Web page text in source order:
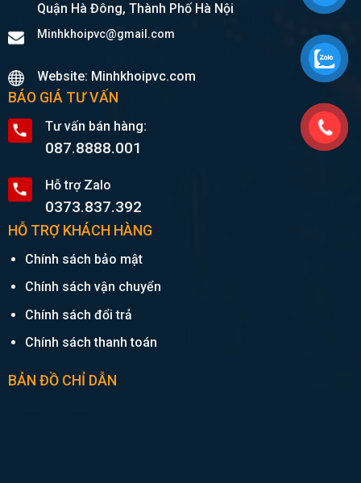
Quận Hà Đông, Thành Phố Hà Nội
Minhkhoipvc@gmail.com
Website: Minhkhoipvc.com
BÁO GIÁ TƯ VẤN
Tư vấn bán hàng:
087.8888.001
Hỗ trợ Zalo
0373.837.392
HỖ TRỢ KHÁCH HÀNG
Chính sách bảo mật
Chính sách vận chuyển
Chính sách đổi trả
Chính sách thanh toán
BẢN ĐỒ CHỈ DẪN